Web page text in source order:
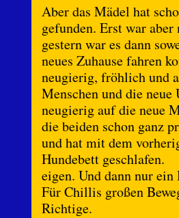
Aber das Mädel hat
gefunden. Erst war
gestern war es dann
neues Zuhause fahren
neugierig, fröhlich und
Menschen und die
neugierig auf die neue
die beiden schon ganz
und hat mit dem
Hundebett geschlafen.
eigen. Und dann nur
Für Chillis großen
Richtige.